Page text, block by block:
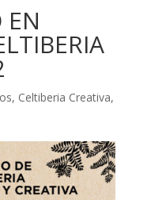
EN
, Celtiberia Creativa,